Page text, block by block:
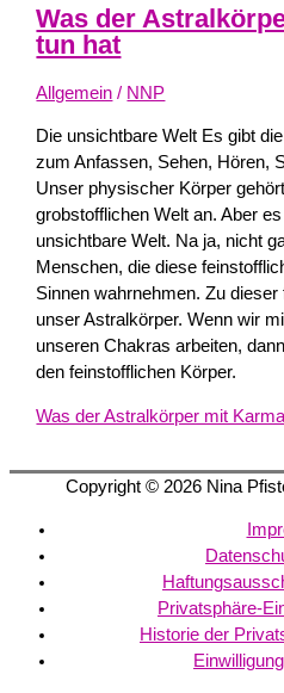
Was der
tun hat
Allgemein / NNP
Die unsichtbare Welt Es gibt
zum Anfassen, Sehen, Hören,
Unser physischer Körper
grobstofflichen Welt an. Aber
unsichtbare Welt. Na ja, nicht
Menschen, die diese
Sinnen wahrnehmen. Zu
unser Astralkörper. Wenn wir
unseren Chakras arbeiten,
den feinstofflichen Körper.
Was der Astralkörper mit
Copyright © 2026 Nina
Privatsphäre-
Historie der